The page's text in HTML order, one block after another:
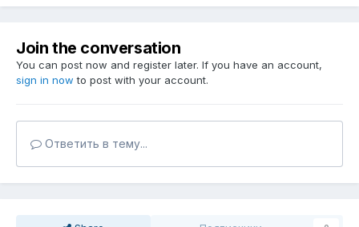
Join the conversation
You can post now and register later. If you have an account,
sign in now to post with your account.
Ответить в тему...